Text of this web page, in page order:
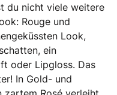
du nicht viele weitere
Rouge und
Look,
ein
oder Lipgloss. Das
In Gold- und